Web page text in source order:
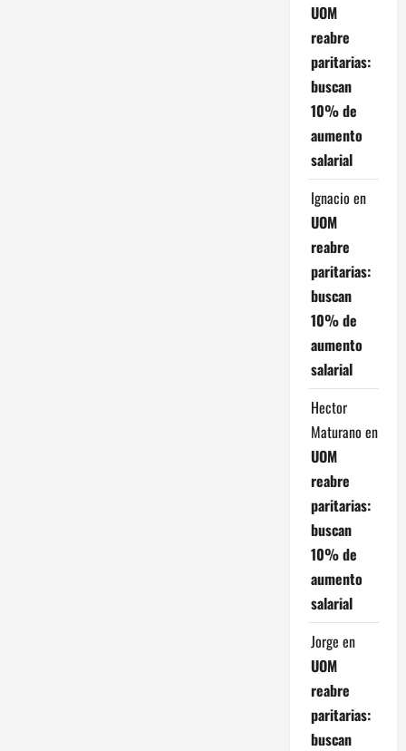
UOM
reabre
paritarias:
buscan
10% de
aumento
salarial
Ignacio en
UOM
reabre
paritarias:
buscan
10% de
aumento
salarial
Hector
Maturano en
UOM
reabre
paritarias:
buscan
10% de
aumento
salarial
Jorge en
UOM
reabre
paritarias:
buscan